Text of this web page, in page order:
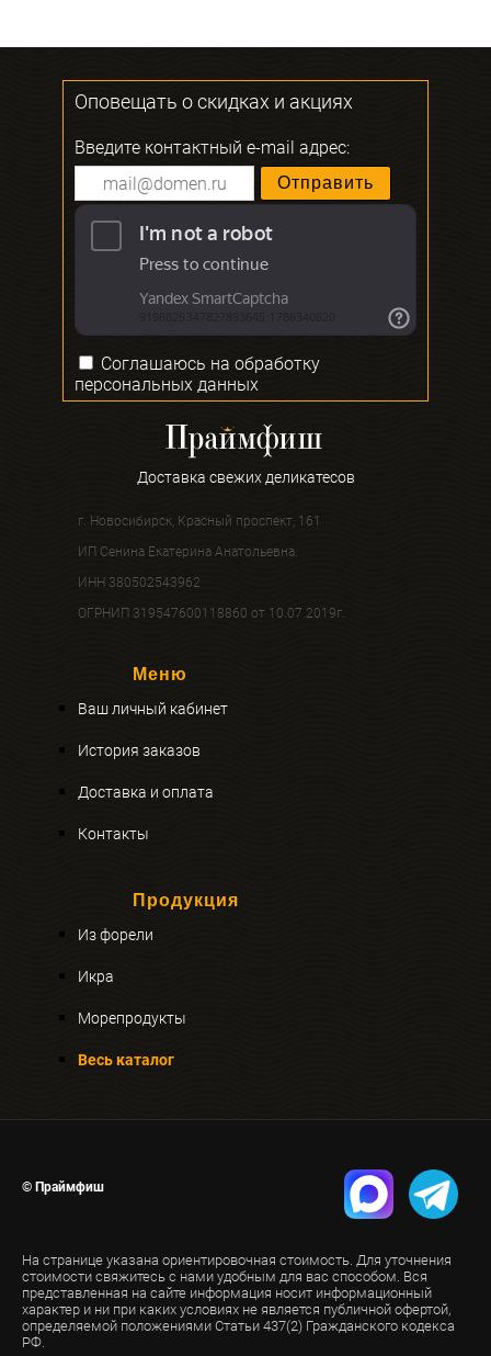
Доставка свежих деликатесов
г. Новосибирск, Красный проспект, 161
ИП Сенина Екатерина Анатольевна.
ИНН 380502543962
ОГРНИП 319547600118860 от 10.07.2019г.
Оповещать о скидках и акциях
Введите контактный e-mail адрес:
Соглашаюсь на обработку
персональных данных
Меню
Ваш личный кабинет
История заказов
Доставка и оплата
Контакты
Продукция
Из форели
Икра
Морепродукты
Весь каталог
© Праймфиш
На странице указана ориентировочная стоимость. Для уточнения
стоимости свяжитесь с нами удобным для вас способом. Вся
представленная на сайте информация носит информационный
характер и ни при каких условиях не является публичной офертой,
определяемой положениями Статьи 437(2) Гражданского кодекса
РФ.